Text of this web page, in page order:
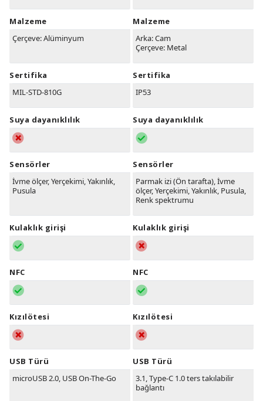
Malzeme
Çerçeve: Alüminyum
Sertifika
MIL-STD-810G
Suya dayanıklılık
Sensörler
İvme ölçer, Yerçekimi, Yakınlık,
Pusula
Kulaklık girişi
NFC
Kızılötesi
USB Türü
microUSB 2.0, USB On-The-Go
Malzeme
Arka: Cam
Çerçeve: Metal
Sertifika
IP53
Suya dayanıklılık
Sensörler
Parmak izi (Ön tarafta), İvme
ölçer, Yerçekimi, Yakınlık, Pusula,
Renk spektrumu
Kulaklık girişi
NFC
Kızılötesi
USB Türü
3.1, Type-C 1.0 ters takılabilir
bağlantı